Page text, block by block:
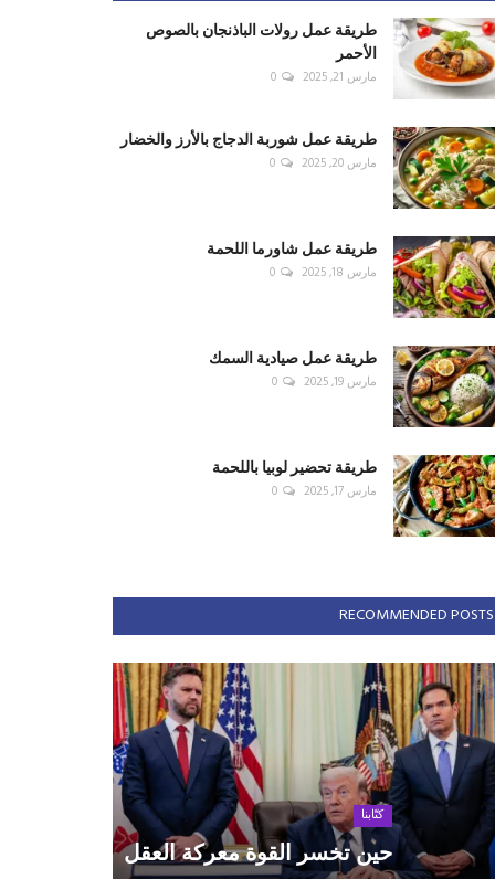
طريقة عمل رولات الباذنجان بالصوص
الأحمر
مارس 21, 2025 0
طريقة عمل شوربة الدجاج بالأرز والخضار
مارس 20, 2025 0
طريقة عمل شاورما اللحمة
مارس 18, 2025 0
طريقة عمل صيادية السمك
مارس 19, 2025 0
طريقة تحضير لوبيا باللحمة
مارس 17, 2025 0
RECOMMENDED POSTS
كتّابنا
حين تخسر القوة معركة العقل